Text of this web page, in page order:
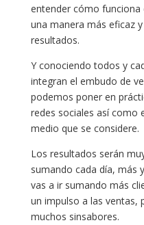
entender cómo funciona
una manera más eficaz
resultados.
Y conociendo todos y
integran el embudo de
podemos poner en
redes sociales así como
medio que se considere.
Los resultados serán
sumando cada día, más
vas a ir sumando más
un impulso a las ventas,
muchos sinsabores.